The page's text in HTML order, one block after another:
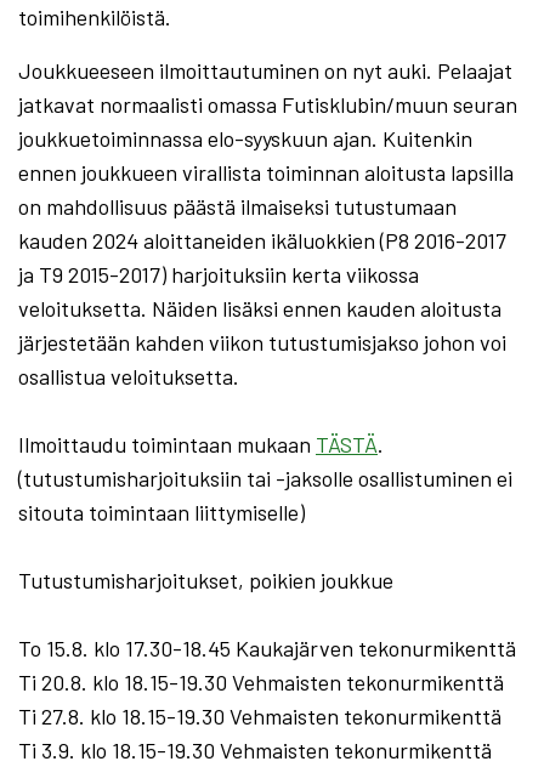
toimihenkilöistä.
Joukkueeseen ilmoittautuminen on nyt auki. Pelaajat
jatkavat normaalisti omassa Futisklubin/muun seuran
joukkuetoiminnassa elo-syyskuun ajan. Kuitenkin
ennen joukkueen virallista toiminnan aloitusta lapsilla
on mahdollisuus päästä ilmaiseksi tutustumaan
kauden 2024 aloittaneiden ikäluokkien (P8 2016-2017
ja T9 2015-2017) harjoituksiin kerta viikossa
veloituksetta. Näiden lisäksi ennen kauden aloitusta
järjestetään kahden viikon tutustumisjakso johon voi
osallistua veloituksetta.
Ilmoittaudu toimintaan mukaan TÄSTÄ.
(tutustumisharjoituksiin tai -jaksolle osallistuminen ei
sitouta toimintaan liittymiselle)
Tutustumisharjoitukset, poikien joukkue
To 15.8. klo 17.30-18.45 Kaukajärven tekonurmikenttä
Ti 20.8. klo 18.15-19.30 Vehmaisten tekonurmikenttä
Ti 27.8. klo 18.15-19.30 Vehmaisten tekonurmikenttä
Ti 3.9. klo 18.15-19.30 Vehmaisten tekonurmikenttä